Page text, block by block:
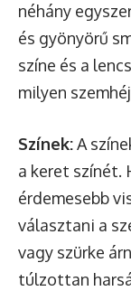
néhány
és gyönyörű
színe és a
milyen
Színek:A
a keret színét.
érdemesebb
választani a
vagy szürke
túlzottan